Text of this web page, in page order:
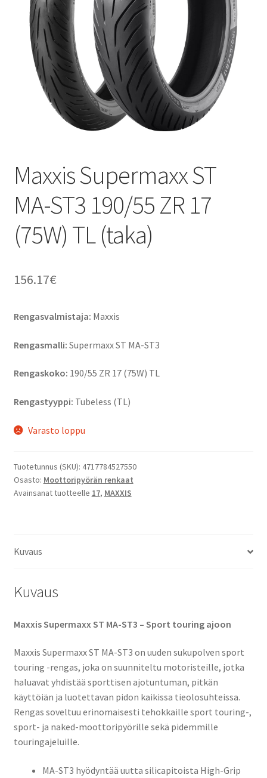
Maxxis Supermaxx ST
MA-ST3 190/55 ZR 17
(75W) TL (taka)
156.17€
Rengasvalmistaja: Maxxis
Rengasmalli: Supermaxx ST MA-ST3
Rengaskoko: 190/55 ZR 17 (75W) TL
Rengastyyppi: Tubeless (TL)
Varasto loppu
Tuotetunnus (SKU): 4717784527550
Osasto: Moottoripyörän renkaat
Avainsanat tuotteelle 17, MAXXIS
Kuvaus
Kuvaus
Maxxis Supermaxx ST MA-ST3 – Sport touring ajoon
Maxxis Supermaxx ST MA-ST3 on uuden sukupolven sport
touring -rengas, joka on suunniteltu motoristeille, jotka
haluavat yhdistää sporttisen ajotuntuman, pitkän
käyttöiän ja luotettavan pidon kaikissa tieolosuhteissa.
Rengas soveltuu erinomaisesti tehokkaille sport touring-,
sport- ja naked-moottoripyörille sekä pidemmille
touringajeluille.
MA-ST3 hyödyntää uutta silicapitoista High-Grip